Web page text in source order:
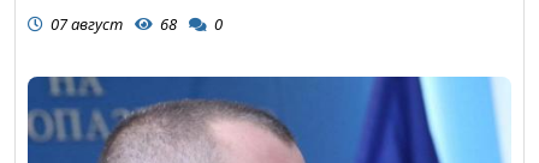
07 август 68 0